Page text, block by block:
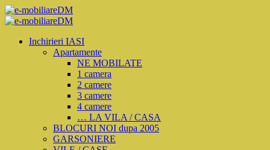
Inchirieri IASI
Apartamente
NE MOBILATE
1 camera
2 camere
3 camere
4 camere
… LA VILA / CASA
BLOCURI NOI dupa 2005
GARSONIERE